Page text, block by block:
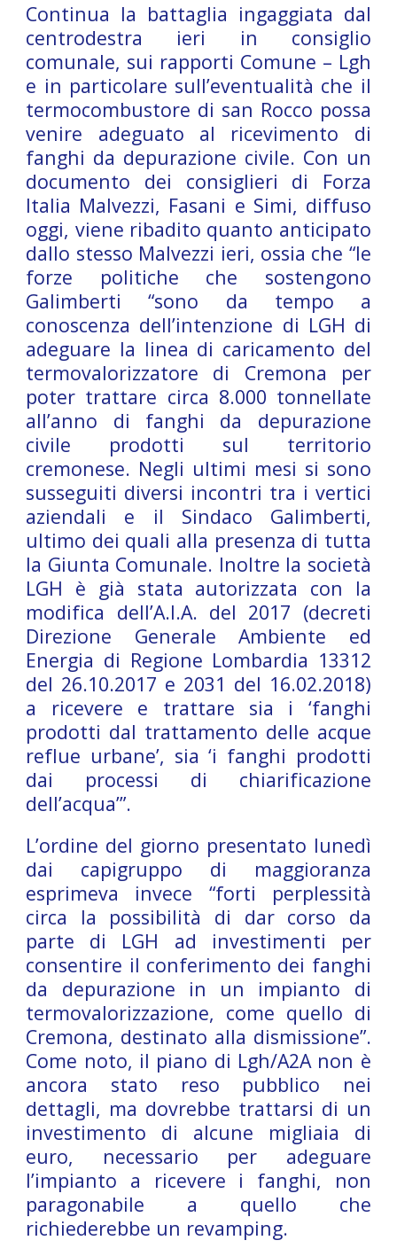
Continua la battaglia ingaggiata dal
centrodestra ieri in consiglio
comunale, sui rapporti Comune – Lgh
e in particolare sull’eventualità che il
termocombustore di san Rocco possa
venire adeguato al ricevimento di
fanghi da depurazione civile. Con un
documento dei consiglieri di Forza
Italia Malvezzi, Fasani e Simi, diffuso
oggi, viene ribadito quanto anticipato
dallo stesso Malvezzi ieri, ossia che “le
forze politiche che sostengono
Galimberti “sono da tempo a
conoscenza dell’intenzione di LGH di
adeguare la linea di caricamento del
termovalorizzatore di Cremona per
poter trattare circa 8.000 tonnellate
all’anno di fanghi da depurazione
civile prodotti sul territorio
cremonese. Negli ultimi mesi si sono
susseguiti diversi incontri tra i vertici
aziendali e il Sindaco Galimberti,
ultimo dei quali alla presenza di tutta
la Giunta Comunale. Inoltre la società
LGH è già stata autorizzata con la
modifica dell’A.I.A. del 2017 (decreti
Direzione Generale Ambiente ed
Energia di Regione Lombardia 13312
del 26.10.2017 e 2031 del 16.02.2018)
a ricevere e trattare sia i ‘fanghi
prodotti dal trattamento delle acque
reflue urbane’, sia ‘i fanghi prodotti
dai processi di chiarificazione
dell’acqua’”.
L’ordine del giorno presentato lunedì
dai capigruppo di maggioranza
esprimeva invece “forti perplessità
circa la possibilità di dar corso da
parte di LGH ad investimenti per
consentire il conferimento dei fanghi
da depurazione in un impianto di
termovalorizzazione, come quello di
Cremona, destinato alla dismissione”.
Come noto, il piano di Lgh/A2A non è
ancora stato reso pubblico nei
dettagli, ma dovrebbe trattarsi di un
investimento di alcune migliaia di
euro, necessario per adeguare
l’impianto a ricevere i fanghi, non
paragonabile a quello che
richiederebbe un revamping.